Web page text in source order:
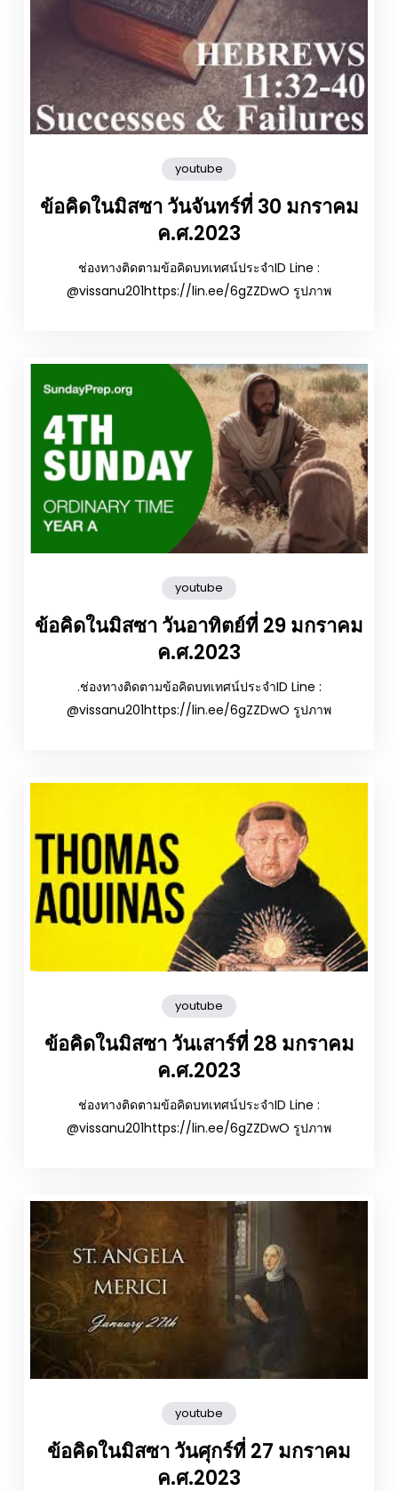
youtube
ข้อคิดในมิสซา วันจันทร์ที่ 30 มกราคม
ค.ศ.2023
ช่องทางติดตามข้อคิดบทเทศน์ประจำID Line :
@vissanu201https://lin.ee/6gZZDwO รูปภาพ
youtube
ข้อคิดในมิสซา วันอาทิตย์ที่ 29 มกราคม
ค.ศ.2023
.ช่องทางติดตามข้อคิดบทเทศน์ประจำID Line :
@vissanu201https://lin.ee/6gZZDwO รูปภาพ
youtube
ข้อคิดในมิสซา วันเสาร์ที่ 28 มกราคม
ค.ศ.2023
ช่องทางติดตามข้อคิดบทเทศน์ประจำID Line :
@vissanu201https://lin.ee/6gZZDwO รูปภาพ
youtube
ข้อคิดในมิสซา วันศุกร์ที่ 27 มกราคม
ค.ศ.2023